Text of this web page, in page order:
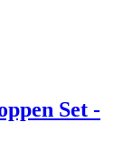
Set -